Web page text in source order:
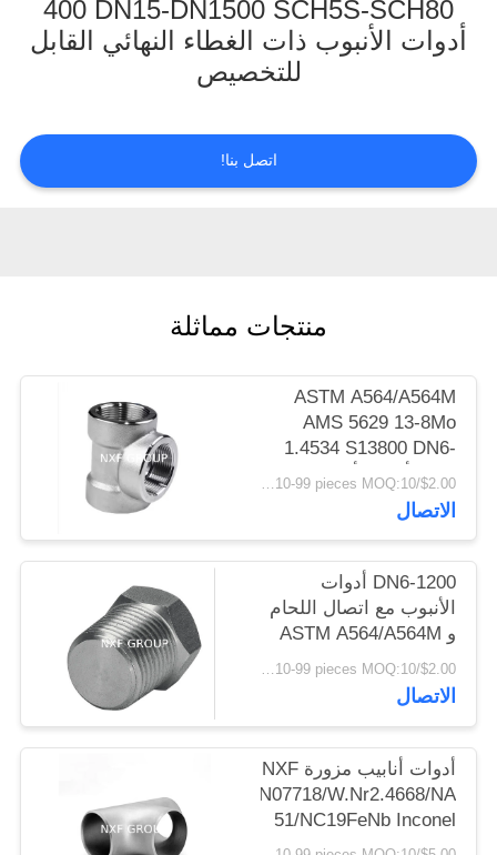
الجودة
أخبار
خريطة
الموقع
سياسة
الخصوصية
400 DN15-DN1500 SCH5S-SCH80
أدوات الأنبوب ذات الغطاء النهائي القابل
للتخصيص
اتصل بنا!
منتجات مماثلة
ASTM A564/A564M
AMS 5629 13-8Mo
1.4534 S13800 DN6-
1200 أدوات أنابيب عالية
ضغط الخيط Tee
$2.00/pieces 10-99 pieces MOQ:10 قطع
الاتصال
DN6-1200 أدوات
الأنبوب مع اتصال اللحام
و ASTM A564/A564M
AMS 5629 تقنية صب
الرأس هيكس القياسية
$2.00/pieces 10-99 pieces MOQ:10 قطع
الاتصال
أدوات أنابيب مزورة NXF
GH4169/N07718/W.Nr2.4668/NA
51/NC19FeNb Inconel
718 DN15-DN1200